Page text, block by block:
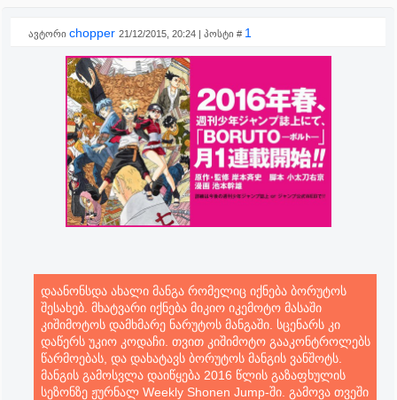
ავტორი chopper 21/12/2015, 20:24 | პოსტი # 1
დაანონსდა ახალი მანგა რომელიც იქნება ბორუტოს
შესახებ. მხატვარი იქნება მიკიო იკემოტო მასაში
კიშიმოტოს დამხმარე ნარუტოს მანგაში. სცენარს კი
დაწერს უკიო კოდაჩი. თვით კიშიმოტო გააკონტროლებს
წარმოებას, და დახატავს ბორუტოს მანგის ვანშოტს.
მანგის გამოსვლა დაიწყება 2016 წლის გაზაფხულის
სეზონზე ჟურნალ Weekly Shonen Jump-ში. გამოვა თვეში